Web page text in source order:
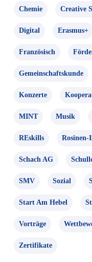
Chemie Creative
Digital Erasmus+
Französisch
Gemeinschaftskunde
Konzerte
MINT Musik
REskills
Schach AG
SMV Sozial
Start Am Hebel
Vorträge
Zertifikate